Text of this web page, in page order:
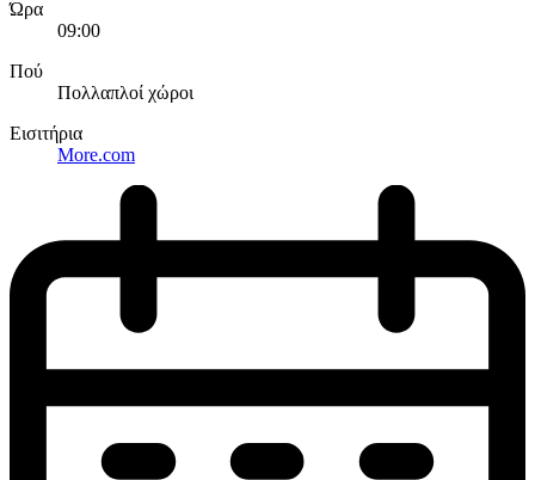
Ώρα
09:00
Πού
Πολλαπλοί χώροι
Εισιτήρια
More.com